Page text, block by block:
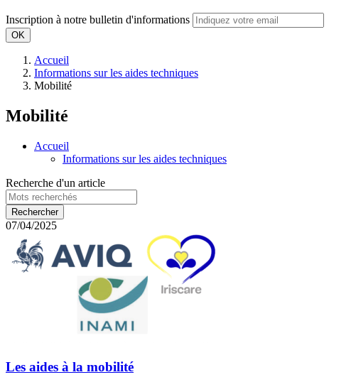
Inscription à notre bulletin d'informations
OK
Accueil
Informations sur les aides techniques
Mobilité
Mobilité
Accueil
Informations sur les aides techniques
Recherche d'un article
07/04/2025
Les aides à la mobilité